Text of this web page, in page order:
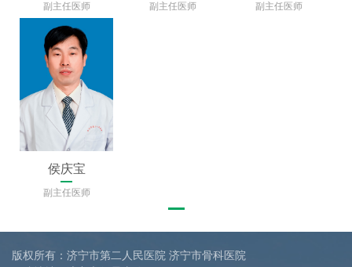
副主任医师 副主任医师 副主任医师
侯庆宝
副主任医师
版权所有：济宁市第二人民医院 济宁市骨科医院